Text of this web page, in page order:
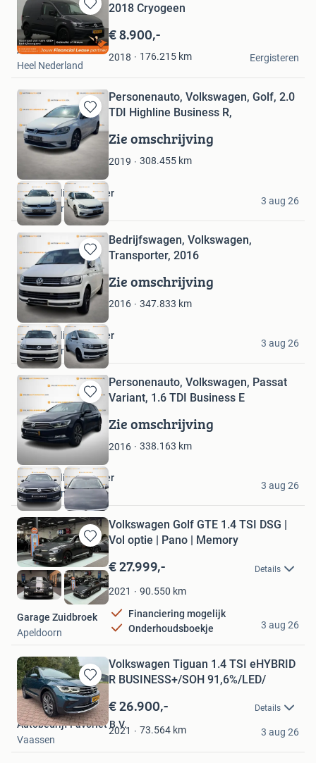
Bewaren
in
Mijn
Favorieten
2018 Cryogeen
€ 8.900,-
2018 176.215 km
Action Lease
Heel Nederland
Eergisteren
Bewaren
in
Mijn
Favorieten
Personenauto, Volkswagen, Golf, 2.0
TDI Highline Business R,
Zie omschrijving
2019 308.455 km
Onlineveilingmeester
Soesterberg
3 aug 26
Bewaren
in
Mijn
Favorieten
Bedrijfswagen, Volkswagen,
Transporter, 2016
Zie omschrijving
2016 347.833 km
Onlineveilingmeester
Soesterberg
3 aug 26
Bewaren
in
Mijn
Favorieten
Personenauto, Volkswagen, Passat
Variant, 1.6 TDI Business E
Zie omschrijving
2016 338.163 km
Onlineveilingmeester
Soesterberg
3 aug 26
Bewaren
in
Mijn
Favorieten
Volkswagen Golf GTE 1.4 TSI DSG |
Vol optie | Pano | Memory
€ 27.999,- Details
2021 90.550 km
Financiering mogelijk
Onderhoudsboekje
Garage Zuidbroek
Apeldoorn
3 aug 26
Bewaren
in
Mijn
Favorieten
Volkswagen Tiguan 1.4 TSI eHYBRID
R BUSINESS+/SOH 91,6%/LED/
€ 26.900,- Details
2021 73.564 km
Autobedrijf Favoriet B.V.
Vaassen
3 aug 26